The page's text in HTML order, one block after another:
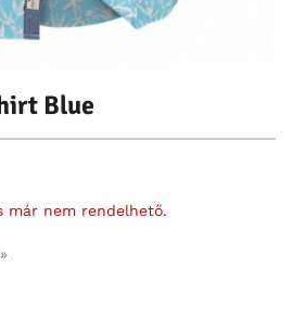
Blue
már nem rendelhető.